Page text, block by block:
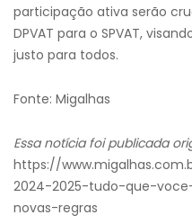
participação ativa serão
DPVAT para o SPVAT,
justo para todos.
Fonte: Migalhas
Essa notícia foi publicada
https://
2024-2025-tudo-que-
novas-regras